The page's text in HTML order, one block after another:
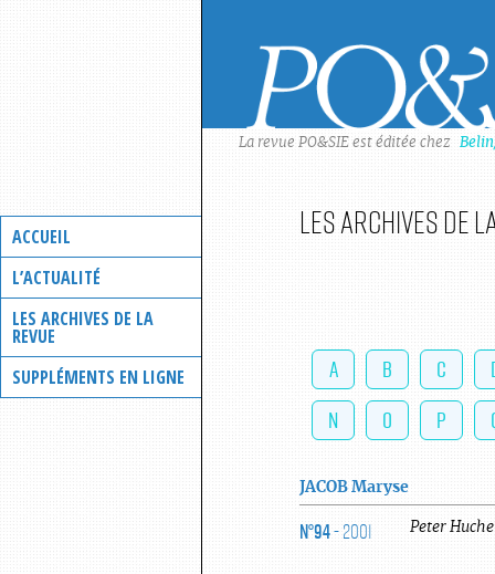
ACCUEIL
L’ACTUALITÉ
LES ARCHIVES DE LA
REVUE
SUPPLÉMENTS EN LIGNE
La revue PO&SIE est éditée chez
Les archives de
A B C
N
O P
JACOB Maryse
N°94- 2001 Peter